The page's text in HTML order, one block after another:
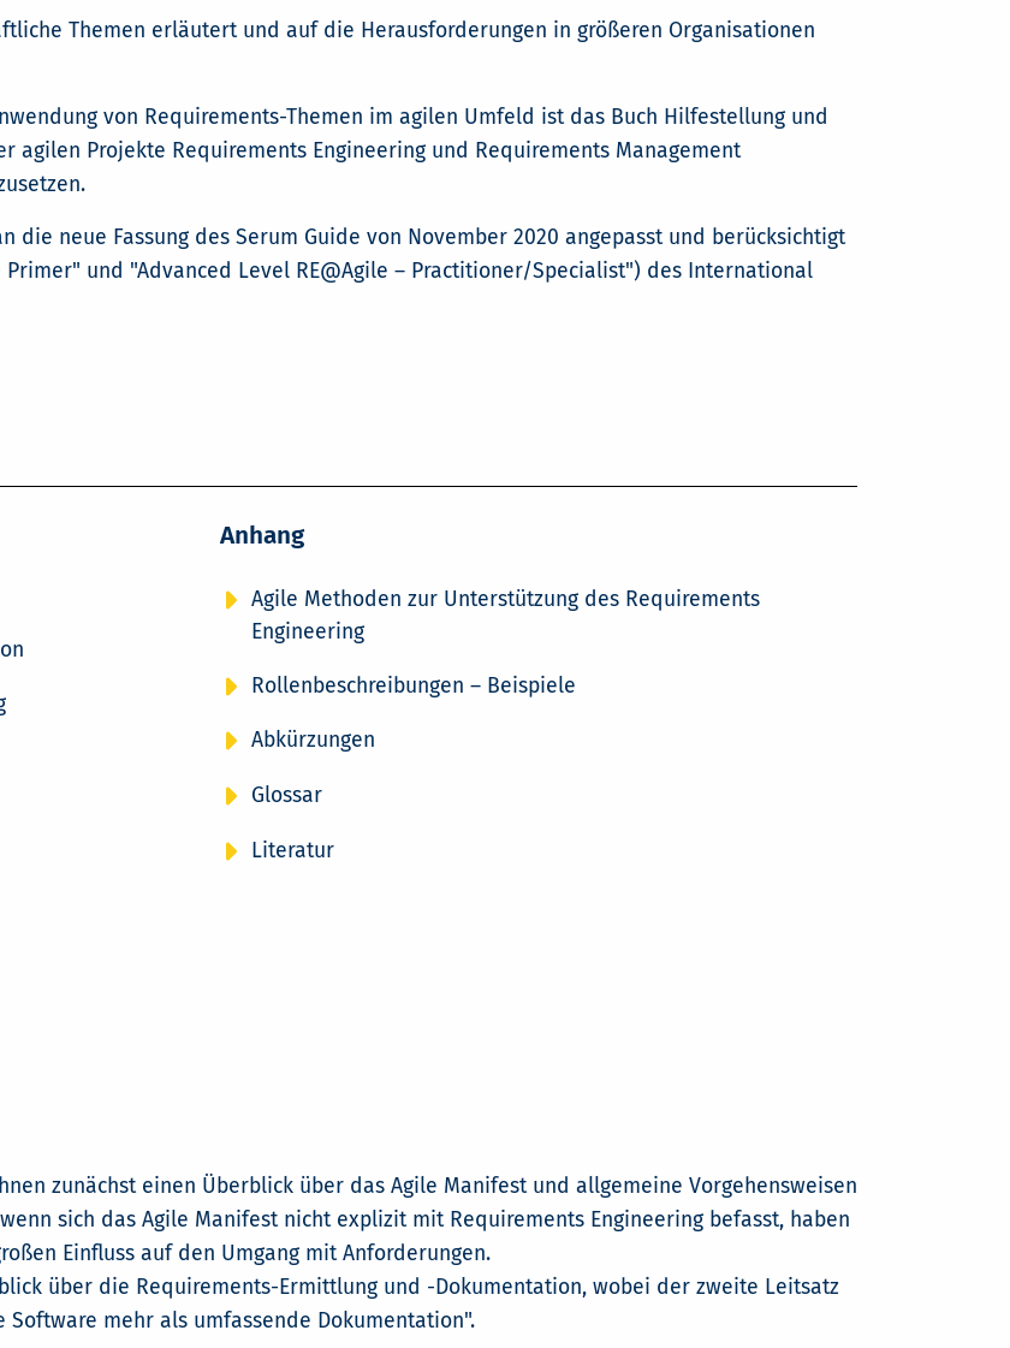
Themen erläutert und auf die Herausforderungen in größeren Organisationen
von Requirements-Themen im agilen Umfeld ist das Buch Hilfestellung und
agilen Projekte Requirements Engineering und Requirements Management
die neue Fassung des Serum Guide von November 2020 angepasst und berücksichtigt
und "Advanced Level RE@Agile – Practitioner/Specialist") des International
Anhang
Agile Methoden zur Unterstützung des Requirements
Engineering
Rollenbeschreibungen – Beispiele
Abkürzungen
Glossar
Literatur
zunächst einen Überblick über das Agile Manifest und allgemeine Vorgehensweisen
sich das Agile Manifest nicht explizit mit Requirements Engineering befasst, haben
Einfluss auf den Umgang mit Anforderungen.
über die Requirements-Ermittlung und -Dokumentation, wobei der zweite Leitsatz
Software mehr als umfassende Dokumentation".